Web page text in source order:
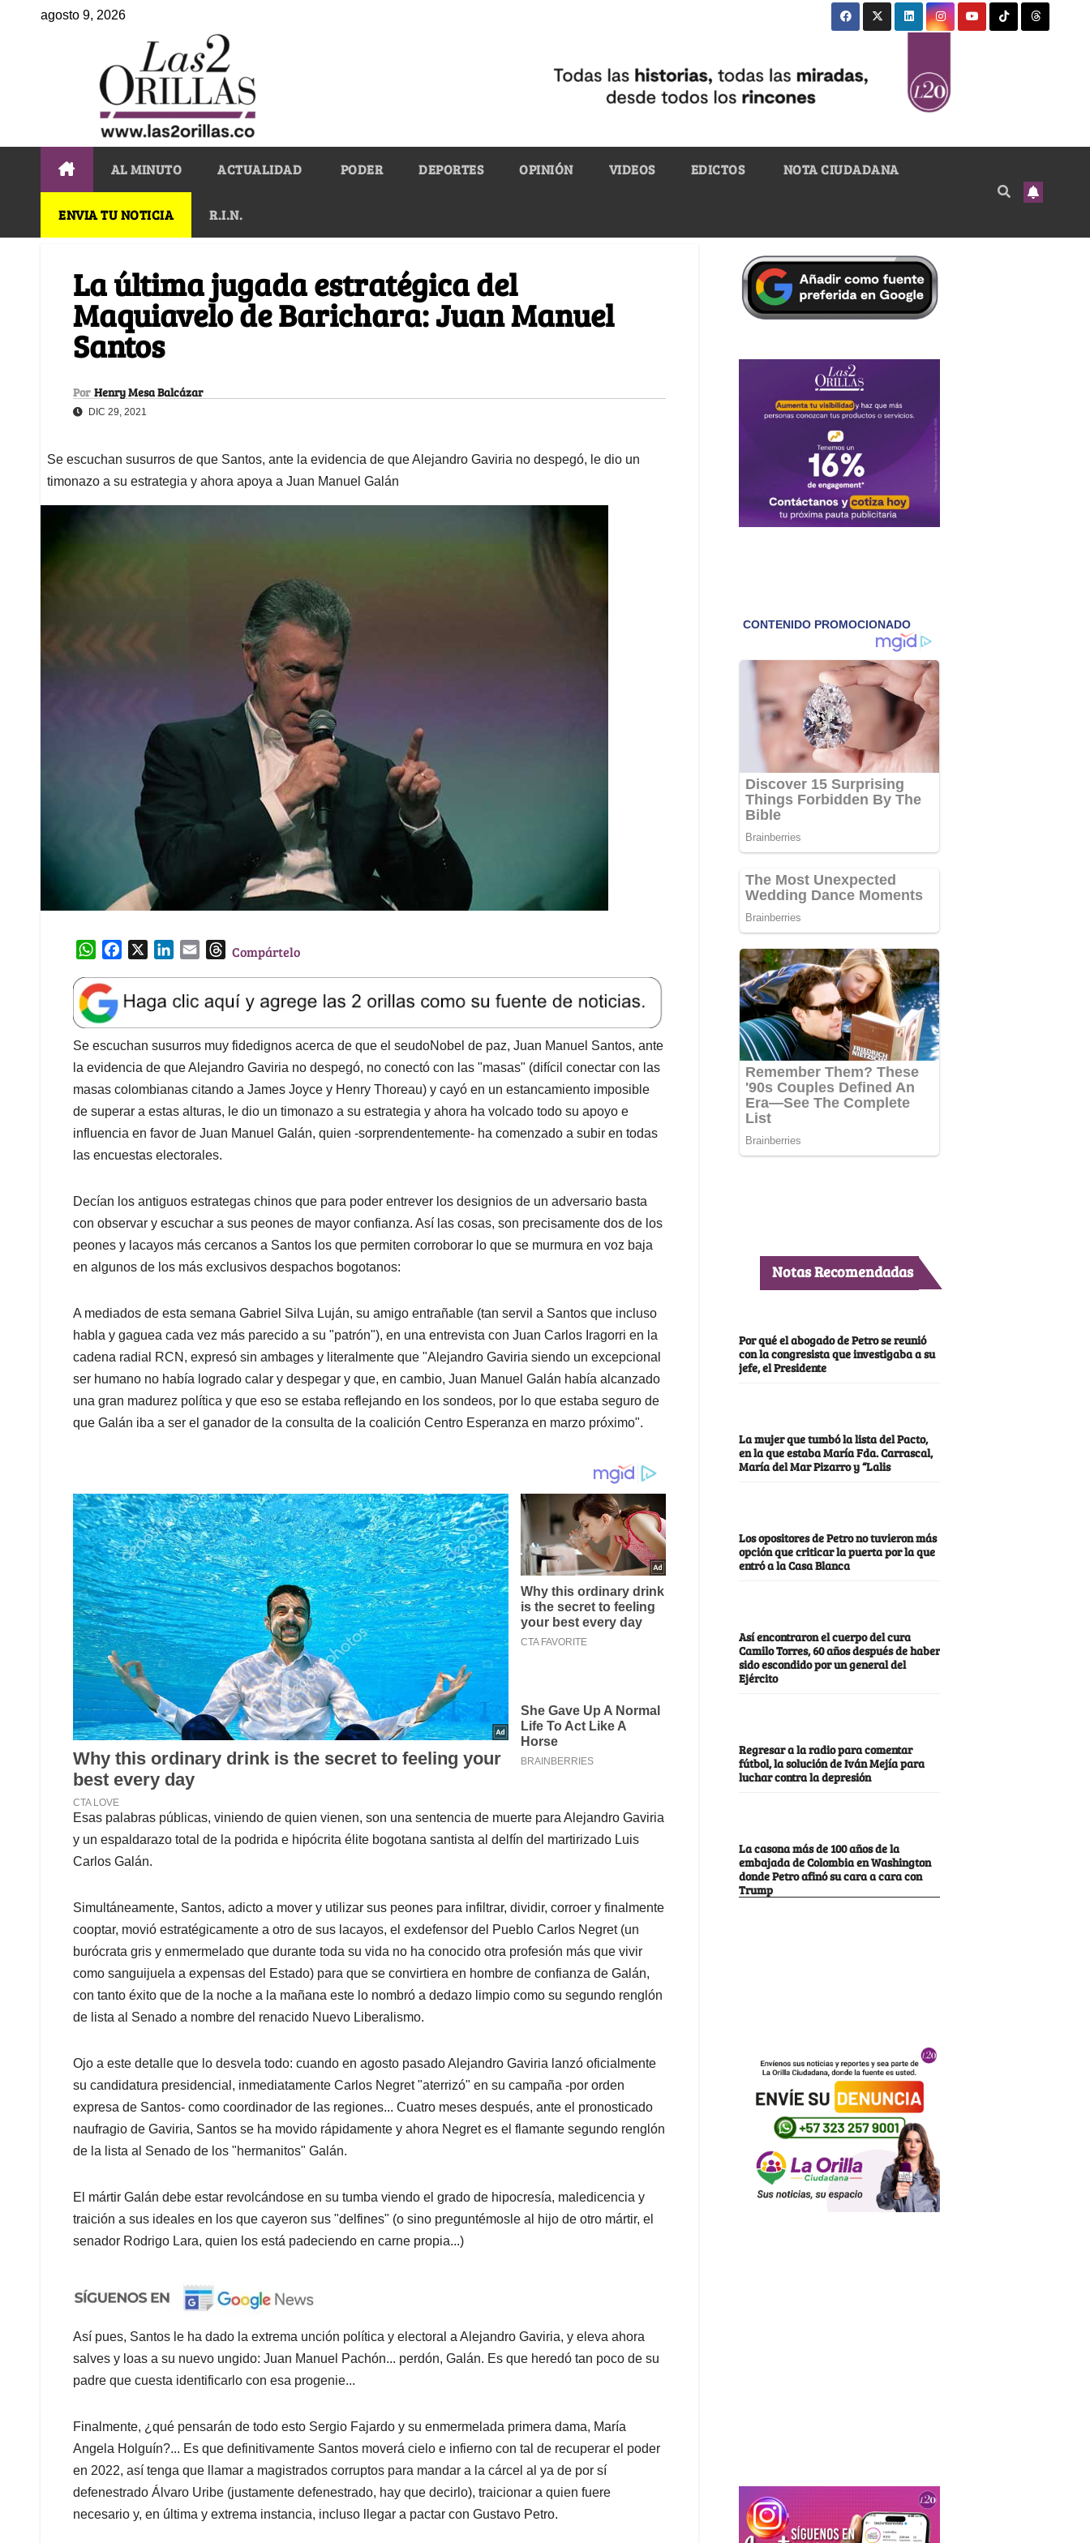
agosto 9, 2026
AL MINUTO ACTUALIDAD PODER DEPORTES OPINIÓN VIDEOS EDICTOS NOTA CIUDADANA
ENVIA TU NOTICIA R.I.N.
La última jugada estratégica del
Maquiavelo de Barichara: Juan Manuel
Santos
Por Henry Mesa Balcázar
DIC 29, 2021
Se escuchan susurros de que Santos, ante la evidencia de que Alejandro Gaviria no despegó, le dio un
timonazo a su estrategia y ahora apoya a Juan Manuel Galán
W
a
t
s
A
p
p
e
b
o
o
k
k
e
d
I
n
l
T
e
a
d
s
Compártelo
Se escuchan susurros muy fidedignos acerca de que el seudoNobel de paz, Juan Manuel Santos, ante
la evidencia de que Alejandro Gaviria no despegó, no conectó con las "masas" (difícil conectar con las
masas colombianas citando a James Joyce y Henry Thoreau) y cayó en un estancamiento imposible
de superar a estas alturas, le dio un timonazo a su estrategia y ahora ha volcado todo su apoyo e
influencia en favor de Juan Manuel Galán, quien -sorprendentemente- ha comenzado a subir en todas
las encuestas electorales.
Decían los antiguos estrategas chinos que para poder entrever los designios de un adversario basta
con observar y escuchar a sus peones de mayor confianza. Así las cosas, son precisamente dos de los
peones y lacayos más cercanos a Santos los que permiten corroborar lo que se murmura en voz baja
en algunos de los más exclusivos despachos bogotanos:
A mediados de esta semana Gabriel Silva Luján, su amigo entrañable (tan servil a Santos que incluso
habla y gaguea cada vez más parecido a su "patrón"), en una entrevista con Juan Carlos Iragorri en la
cadena radial RCN, expresó sin ambages y literalmente que "Alejandro Gaviria siendo un excepcional
ser humano no había logrado calar y despegar y que, en cambio, Juan Manuel Galán había alcanzado
una gran madurez política y que eso se estaba reflejando en los sondeos, por lo que estaba seguro de
que Galán iba a ser el ganador de la consulta de la coalición Centro Esperanza en marzo próximo".
Esas palabras públicas, viniendo de quien vienen, son una sentencia de muerte para Alejandro Gaviria
y un espaldarazo total de la podrida e hipócrita élite bogotana santista al delfín del martirizado Luis
Carlos Galán.
Simultáneamente, Santos, adicto a mover y utilizar sus peones para infiltrar, dividir, corroer y finalmente
cooptar, movió estratégicamente a otro de sus lacayos, el exdefensor del Pueblo Carlos Negret (un
burócrata gris y enmermelado que durante toda su vida no ha conocido otra profesión más que vivir
como sanguijuela a expensas del Estado) para que se convirtiera en hombre de confianza de Galán,
con tanto éxito que de la noche a la mañana este lo nombró a dedazo limpio como su segundo renglón
de lista al Senado a nombre del renacido Nuevo Liberalismo.
Ojo a este detalle que lo desvela todo: cuando en agosto pasado Alejandro Gaviria lanzó oficialmente
su candidatura presidencial, inmediatamente Carlos Negret "aterrizó" en su campaña -por orden
expresa de Santos- como coordinador de las regiones... Cuatro meses después, ante el pronosticado
naufragio de Gaviria, Santos se ha movido rápidamente y ahora Negret es el flamante segundo renglón
de la lista al Senado de los "hermanitos" Galán.
El mártir Galán debe estar revolcándose en su tumba viendo el grado de hipocresía, maledicencia y
traición a sus ideales en los que cayeron sus "delfines" (o sino preguntémosle al hijo de otro mártir, el
senador Rodrigo Lara, quien los está padeciendo en carne propia...)
Así pues, Santos le ha dado la extrema unción política y electoral a Alejandro Gaviria, y eleva ahora
salves y loas a su nuevo ungido: Juan Manuel Pachón... perdón, Galán. Es que heredó tan poco de su
padre que cuesta identificarlo con esa progenie...
Finalmente, ¿qué pensarán de todo esto Sergio Fajardo y su enmermelada primera dama, María
Angela Holguín?... Es que definitivamente Santos moverá cielo e infierno con tal de recuperar el poder
en 2022, así tenga que llamar a magistrados corruptos para mandar a la cárcel al ya de por sí
defenestrado Álvaro Uribe (justamente defenestrado, hay que decirlo), traicionar a quien fuere
necesario y, en última y extrema instancia, incluso llegar a pactar con Gustavo Petro.
Notas Recomendadas
Por qué el abogado de Petro se reunió
con la congresista que investigaba a su
jefe, el Presidente
La mujer que tumbó la lista del Pacto,
en la que estaba María Fda. Carrascal,
María del Mar Pizarro y “Lalis
Los opositores de Petro no tuvieron más
opción que criticar la puerta por la que
entró a la Casa Blanca
Así encontraron el cuerpo del cura
Camilo Torres, 60 años después de haber
sido escondido por un general del
Ejército
Regresar a la radio para comentar
fútbol, la solución de Iván Mejía para
luchar contra la depresión
La casona más de 100 años de la
embajada de Colombia en Washington
donde Petro afinó su cara a cara con
Trump